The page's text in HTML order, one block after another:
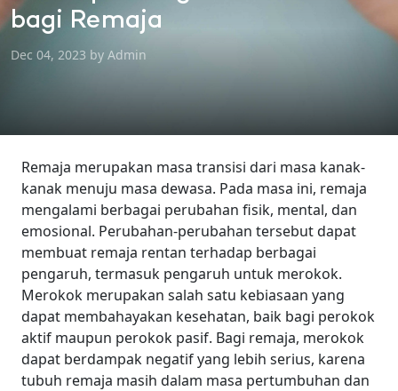
bagi Remaja
Dec 04, 2023 by Admin
Remaja merupakan masa transisi dari masa kanak-
kanak menuju masa dewasa. Pada masa ini, remaja
mengalami berbagai perubahan fisik, mental, dan
emosional. Perubahan-perubahan tersebut dapat
membuat remaja rentan terhadap berbagai
pengaruh, termasuk pengaruh untuk merokok.
Merokok merupakan salah satu kebiasaan yang
dapat membahayakan kesehatan, baik bagi perokok
aktif maupun perokok pasif. Bagi remaja, merokok
dapat berdampak negatif yang lebih serius, karena
tubuh remaja masih dalam masa pertumbuhan dan